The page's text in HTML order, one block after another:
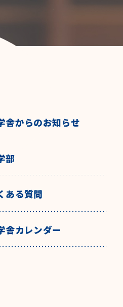
舎からのお知らせ
部
ある質問
舎カレンダー